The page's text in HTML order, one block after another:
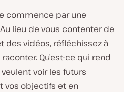
commence par une
lieu de vous contenter de
des vidéos, réfléchissez à
Qu’est-ce qui rend
voir les futurs
vos objectifs et en